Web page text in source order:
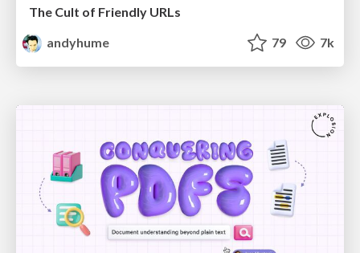
The Cult of Friendly URLs
andyhume
79 7k